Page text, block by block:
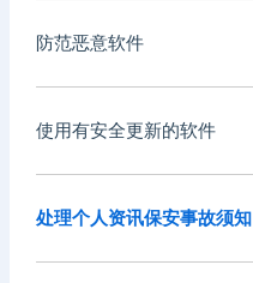
防范恶意软件
使用有安全更新的软件
处理个人资讯保安事故须知